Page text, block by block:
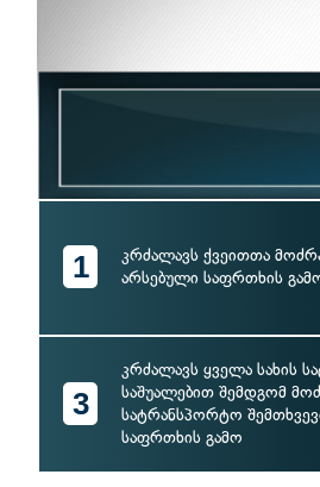
1
კრძალავს ქვეითთა
არსებული საფრთხის
3
კრძალავს ყველა სახის
საშუალებით შემდგომ
სატრანსპორტო
საფრთხის გამო